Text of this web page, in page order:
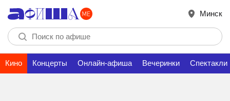
Минск
Кино Концерты Онлайн-афиша Вечеринки Спектакли